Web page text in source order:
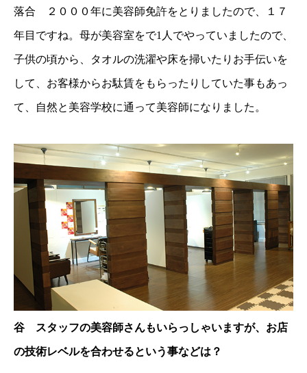
落合 ２０００年に美容師免許をとりましたので、１７
年目ですね。母が美容室をで1人でやっていましたので、
子供の頃から、タオルの洗濯や床を掃いたりお手伝いを
して、お客様からお駄賃をもらったりしていた事もあっ
て、自然と美容学校に通って美容師になりました。
谷 スタッフの美容師さんもいらっしゃいますが、お店
の技術レベルを合わせるという事などは？